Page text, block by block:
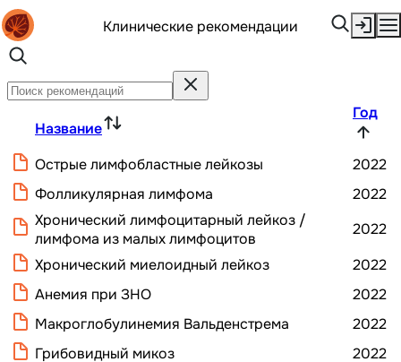
Клинические рекомендации
Название
Год
Острые лимфобластные лейкозы
2022
Фолликулярная лимфома
2022
Хронический лимфоцитарный лейкоз /
лимфома из малых лимфоцитов
2022
Хронический миелоидный лейкоз
2022
Анемия при ЗНО
2022
Макроглобулинемия Вальденстрема
2022
Грибовидный микоз
2022